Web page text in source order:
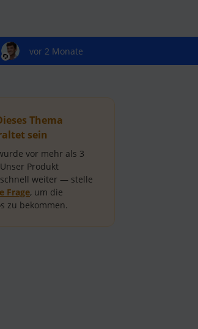
vor 2 Monate
Thema
sein
vor mehr als 3
Unser Produkt
weiter — stelle
Frage, um die
zu bekommen.